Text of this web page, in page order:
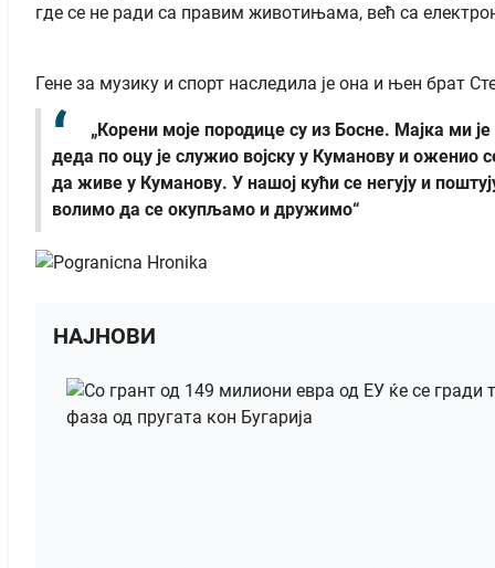
где се не ради са правим животињама, већ са
Гене за музику и спорт наследила је она и њен брат
„Корени моје породице су из Босне. Мајка ми
деда по оцу је служио војску у Куманову и
да живе у Куманову. У нашој кући се негују и
волимо да се окупљамо и дружимо“
НАЈНОВИ